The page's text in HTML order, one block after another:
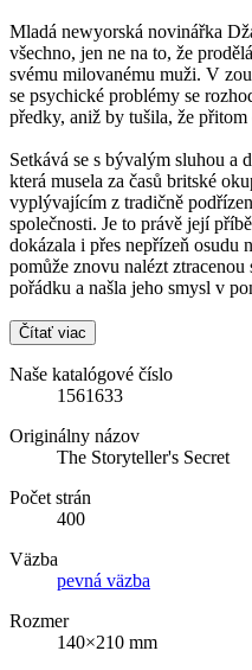
Mladá newyorská novinářka
všechno, jen ne na to, že
svému milovanému muži. V
se psychické problémy se
předky, aniž by tušila, že
Setkává se s bývalým sluhou a
která musela za časů britské
vyplývajícím z tradičně
společnosti. Je to právě její
dokázala i přes nepřízeň osudu
pomůže znovu nalézt
pořádku a našla jeho smysl v
Čítať viac
Naše katalógové číslo
1561633
Originálny názov
The Storyteller's Secret
Počet strán
400
Väzba
pevná väzba
Rozmer
140×210 mm